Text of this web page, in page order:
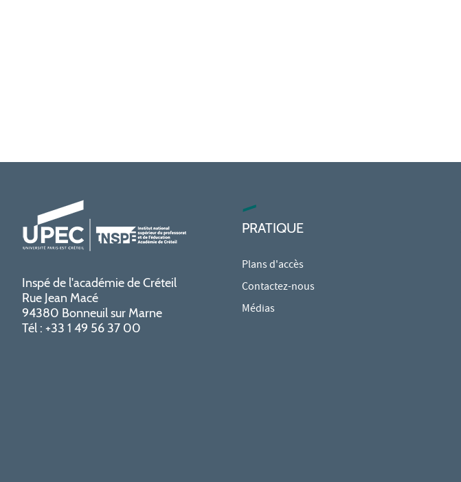
Inspé de l'académie de Créteil
Rue Jean Macé
94380 Bonneuil sur Marne
Tél : +33 1 49 56 37 00
PRATIQUE
Plans d'accès
Contactez-nous
Médias